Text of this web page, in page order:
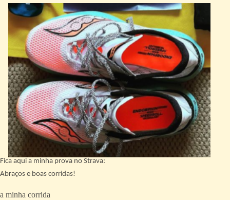
Fica aqui a minha prova no Strava:
Abraços e boas corridas!
a minha corrida